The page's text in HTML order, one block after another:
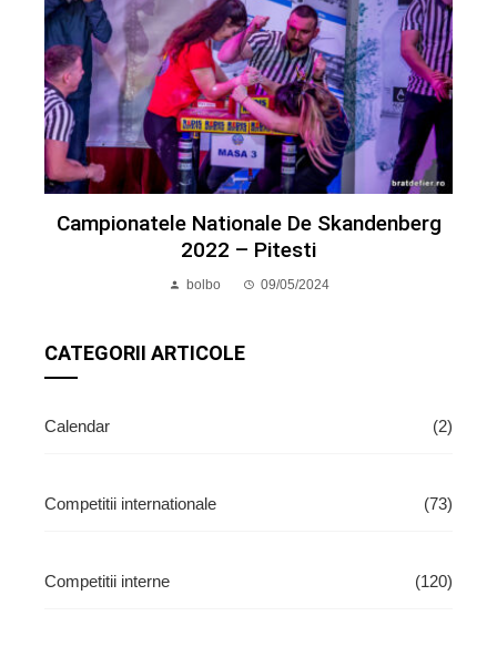
Campionatele Nationale De Skandenberg
2022 – Pitesti
bolbo 09/05/2024
CATEGORII ARTICOLE
Calendar (2)
Competitii internationale (73)
Competitii interne (120)